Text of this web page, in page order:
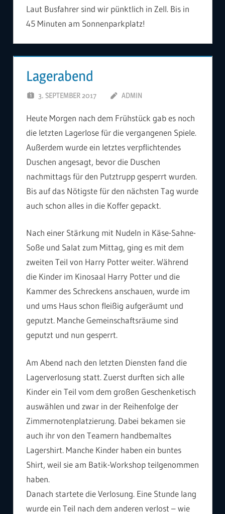
Laut Busfahrer sind wir pünktlich in Zell. Bis in
45 Minuten am Sonnenparkplatz!
Lagerabend
3. SEPTEMBER 2017 ADMIN
Heute Morgen nach dem Frühstück gab es noch
die letzten Lagerlose für die vergangenen Spiele.
Außerdem wurde ein letztes verpflichtendes
Duschen angesagt, bevor die Duschen
nachmittags für den Putztrupp gesperrt wurden.
Bis auf das Nötigste für den nächsten Tag wurde
auch schon alles in die Koffer gepackt.
Nach einer Stärkung mit Nudeln in Käse-Sahne-
Soße und Salat zum Mittag, ging es mit dem
zweiten Teil von Harry Potter weiter. Während
die Kinder im Kinosaal Harry Potter und die
Kammer des Schreckens anschauen, wurde im
und ums Haus schon fleißig aufgeräumt und
geputzt. Manche Gemeinschaftsräume sind
geputzt und nun gesperrt.
Am Abend nach den letzten Diensten fand die
Lagerverlosung statt. Zuerst durften sich alle
Kinder ein Teil vom dem großen Geschenketisch
auswählen und zwar in der Reihenfolge der
Zimmernotenplatzierung. Dabei bekamen sie
auch ihr von den Teamern handbemaltes
Lagershirt. Manche Kinder haben ein buntes
Shirt, weil sie am Batik-Workshop teilgenommen
haben.
Danach startete die Verlosung. Eine Stunde lang
wurde ein Teil nach dem anderen verlost – wie